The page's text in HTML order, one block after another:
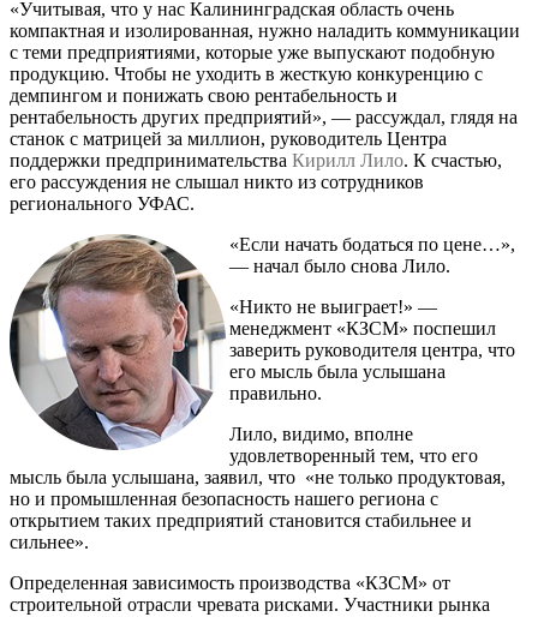
«Учитывая, что у нас Калининградская область очень
компактная и изолированная, нужно наладить коммуникации
с теми предприятиями, которые уже выпускают подобную
продукцию. Чтобы не уходить в жесткую конкуренцию с
демпингом и понижать свою рентабельность и
рентабельность других предприятий», — рассуждал, глядя на
станок с матрицей за миллион, руководитель Центра
поддержки предпринимательства Кирилл Лило. К счастью,
его рассуждения не слышал никто из сотрудников
регионального УФАС.
«Если начать бодаться по цене…»,
— начал было снова Лило.
«Никто не выиграет!» —
менеджмент «КЗСМ» поспешил
заверить руководителя центра, что
его мысль была услышана
правильно.
Лило, видимо, вполне
удовлетворенный тем, что его
мысль была услышана, заявил, что «не только продуктовая,
но и промышленная безопасность нашего региона с
открытием таких предприятий становится стабильнее и
сильнее».
Определенная зависимость производства «КЗСМ» от
строительной отрасли чревата рисками. Участники рынка